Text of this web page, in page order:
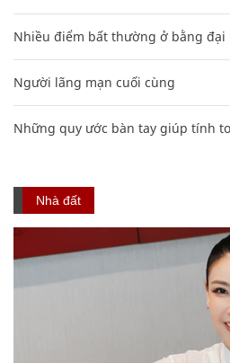
Nhiều điểm bất thường ở bằng đại
Người lãng mạn cuối cùng
Những quy ước bàn tay giúp tính
Nhà đất